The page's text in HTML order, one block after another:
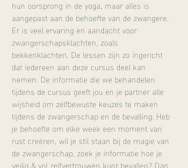
hun oorsprong in de yoga, maar alles is
aangepast aan de behoefte van de zwangere.
Er is veel ervaring en aandacht voor
zwangerschapsklachten, zoals
bekkenklachten. De lessen zijn zo ingericht
dat iedereen aan deze cursus deel kan
nemen. De informatie die we behandelen
tijdens de cursus geeft jou en je partner alle
wijsheid om zelfbewuste keuzes te maken
tijdens de zwangerschap en de bevalling. Heb
je behoefte om elke week een moment van
rust creëren, wil je stil staan bij de magie van
de zwangerschap, zoek je informatie hoe je
veilig & vol zelfvertrouwen kunt bevallen? Dan